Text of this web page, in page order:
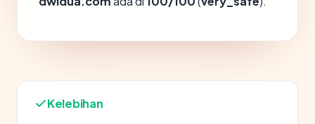
Kelebihan